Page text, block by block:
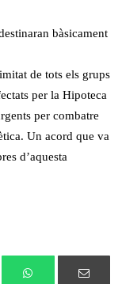
bàsicament
de tots els grups
per la Hipoteca
per combatre
Un acord que va
d’aquesta